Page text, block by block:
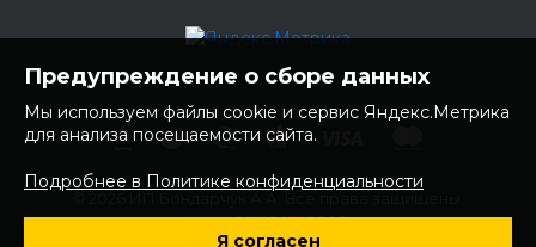
ИНН: 252100758085
Предупреждение о сборе данных
Мы используем файлы cookie и сервис Яндекс.Метрика
для анализа посещаемости сайта.
Подробнее в Политике конфиденциальности
Я согласен